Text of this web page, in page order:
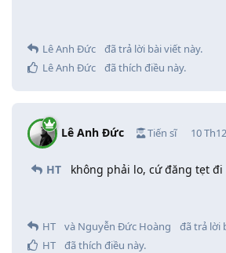
Lê Anh Đức
đã trả lời bài viết này.
Lê Anh Đức
đã thích điều này.
Lê Anh Đức Tiến sĩ 10
HT không phải lo, cứ đăng tẹt đi
HT
và Nguyễn Đức Hoàng
đã trả lời
HT
đã thích điều này.